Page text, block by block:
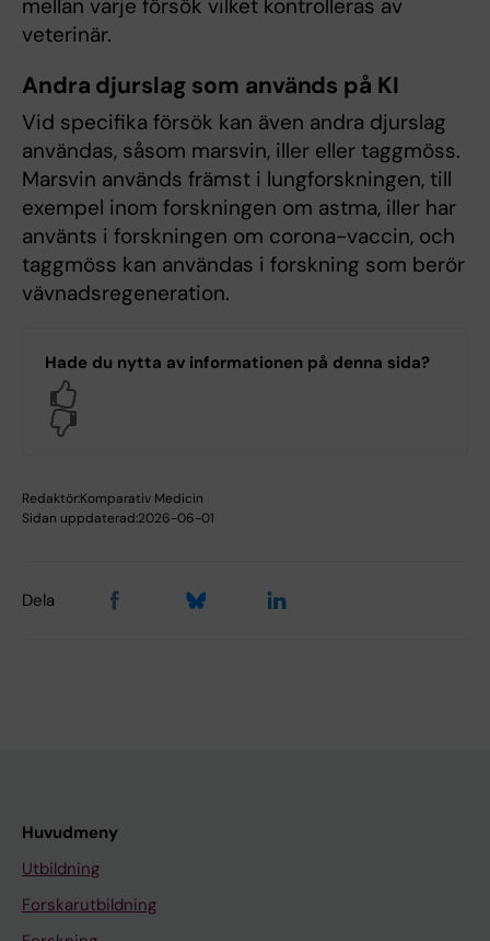
mellan varje försök vilket kontrolleras av
veterinär.
Andra djurslag som används på KI
Vid specifika försök kan även andra djurslag
användas, såsom marsvin, iller eller taggmöss.
Marsvin används främst i lungforskningen, till
exempel inom forskningen om astma, iller har
använts i forskningen om corona-vaccin, och
taggmöss kan användas i forskning som berör
vävnadsregeneration.
Hade du nytta av informationen på denna sida?
Redaktör:Komparativ Medicin
Sidan uppdaterad:2026-06-01
Dela
Huvudmeny
Utbildning
Forskarutbildning